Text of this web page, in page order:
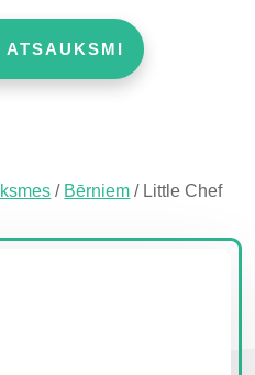
ATSAUKSMI
/ Bērniem /Little Chef